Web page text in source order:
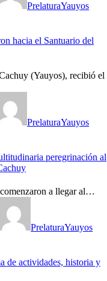
PrelaturaYauyos
hacia el Santuario del
(Yauyos), recibió el
PrelaturaYauyos
peregrinación al
a llegar al…
PrelaturaYauyos
de actividades, historia y